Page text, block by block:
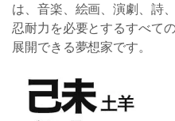
は、音楽、絵画、演劇、詩
忍耐力を必要とするすべて
展開できる夢想家です。